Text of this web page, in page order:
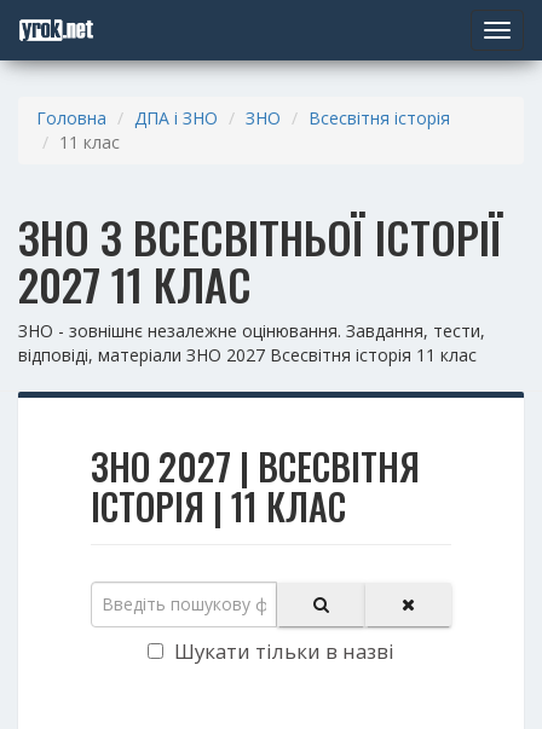
Toggle
Головна ДПА і ЗНО ЗНО
Всесвітня історія
11 клас
ЗНО З ВСЕСВІТНЬОЇ ІСТОРІЇ
2027 11 КЛАС
ЗНО - зовнішнє незалежне оцінювання. Завдання, тести,
відповіді, матеріали ЗНО 2027 Всесвітня історія 11 клас
ЗНО 2027 | ВСЕСВІТНЯ
ІСТОРІЯ | 11 КЛАС
Шукати тільки в назві